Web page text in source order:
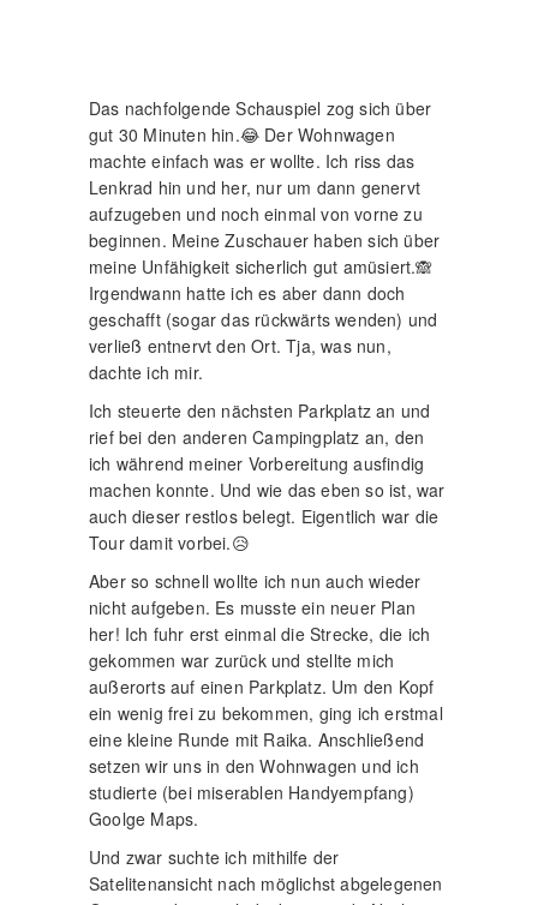
meine Unfähigkeit sicherlich gut amüsiert.🙈
Irgendwann hatte ich es aber dann doch
geschafft (sogar das rückwärts wenden) und
verließ entnervt den Ort. Tja, was nun,
dachte ich mir.
Ich steuerte den nächsten Parkplatz an und
rief bei den anderen Campingplatz an, den
ich während meiner Vorbereitung ausfindig
machen konnte. Und wie das eben so ist, war
auch dieser restlos belegt. Eigentlich war die
Aber so schnell wollte ich nun auch wieder
nicht aufgeben. Es musste ein neuer Plan
her! Ich fuhr erst einmal die Strecke, die ich
gekommen war zurück und stellte mich
außerorts auf einen Parkplatz. Um den Kopf
eine kleine Runde mit Raika. Anschließend
setzen wir uns in den Wohnwagen und ich
studierte (bei miserablen Handyempfang)
Goolge Maps.
Und zwar suchte ich mithilfe der
Satelitenansicht nach möglichst abgelegenen
Orten, an denen ich die kommende Nacht
verbringen könnte. Nach elendig langer Zeit
fand ich auch einen passenden Ort. Mitten in
See gelegen. Kilometerweit keine einzige
Ortschaft in der Nähe. Das klang perfekt.